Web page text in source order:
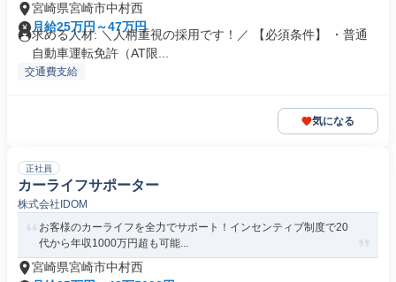
宮崎県宮崎市中村西
月給25万円～47万円
求める人材: ＼人柄重視の採用です！／ 【必須条件】 ・普通
自動車運転免許（AT限...
交通費支給
気になる
正社員
カーライフサポーター
株式会社IDOM
お客様のカーライフを全力でサポート！インセンティブ制度で20
代から年収1000万円超も可能...
宮崎県宮崎市中村西